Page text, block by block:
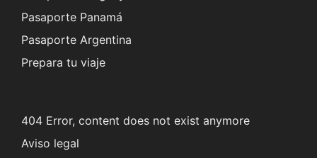
Pasaporte Panamá
Pasaporte Argentina
Prepara tu viaje
404 Error, content does not exist anymore
Aviso legal